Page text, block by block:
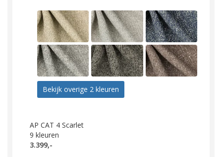
Bekijk overige 2 kleuren
AP CAT 4 Scarlet
9 kleuren
3.399,-